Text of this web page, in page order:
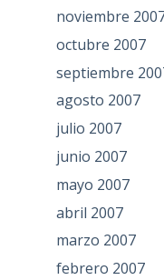
noviembre
octubre 2007
septiembre
agosto 2007
julio 2007
junio 2007
mayo 2007
abril 2007
marzo 2007
febrero 2007